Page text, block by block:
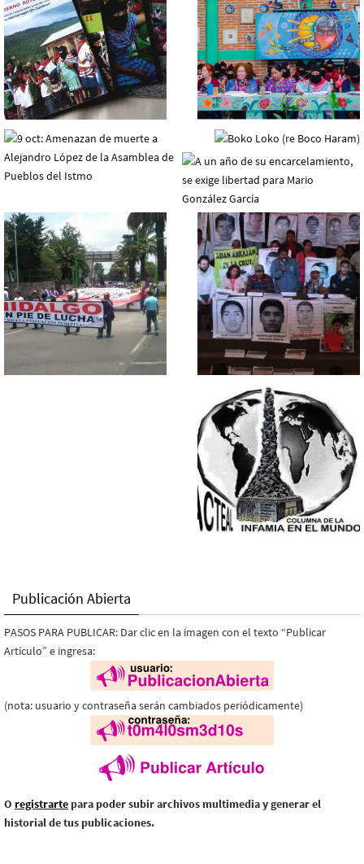
Publicación Abierta
PASOS PARA PUBLICAR: Dar clic en la imagen con el texto “Publicar
Artículo” e ingresa:
(nota: usuario y contraseña serán cambiados periódicamente)
O registrarte para poder subir archivos multimedia y generar el
historial de tus publicaciones.